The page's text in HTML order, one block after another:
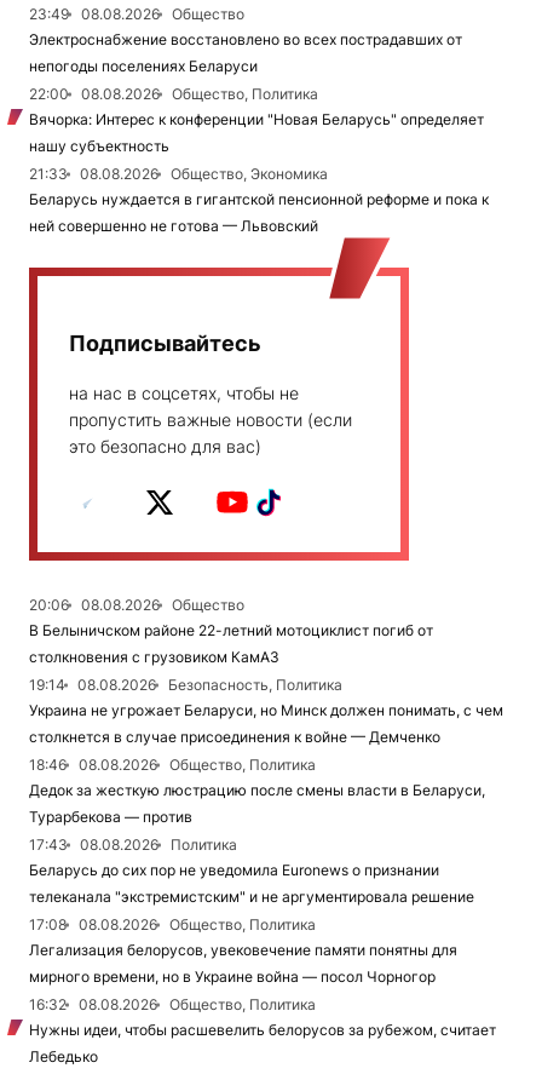
23:49 08.08.2026
Общество
Электроснабжение восстановлено во всех пострадавших от
непогоды поселениях Беларуси
22:00
08.08.2026
Общество, Политика
Вячорка: Интерес к конференции "Новая Беларусь" определяет
нашу субъектность
21:33
08.08.2026
Общество, Экономика
Беларусь нуждается в гигантской пенсионной реформе и пока к
ней совершенно не готова — Львовский
Подписывайтесь
на нас в соцсетях, чтобы не
пропустить важные новости (если
это безопасно для вас)
20:06 08.08.2026
Общество
В Белыничском районе 22-летний мотоциклист погиб от
столкновения с грузовиком КамАЗ
19:14
08.08.2026
Безопасность, Политика
Украина не угрожает Беларуси, но Минск должен понимать, с чем
столкнется в случае присоединения к войне — Демченко
18:46
08.08.2026
Общество, Политика
Дедок за жесткую люстрацию после смены власти в Беларуси,
Турарбекова — против
17:43
08.08.2026
Политика
Беларусь до сих пор не уведомила Euronews о признании
телеканала "экстремистским" и не аргументировала решение
17:08
08.08.2026
Общество, Политика
Легализация белорусов, увековечение памяти понятны для
мирного времени, но в Украине война — посол Чорногор
16:32
08.08.2026
Общество, Политика
Нужны идеи, чтобы расшевелить белорусов за рубежом, считает
Лебедько